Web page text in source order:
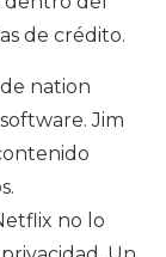
de crédito.
nation
Jim
no lo